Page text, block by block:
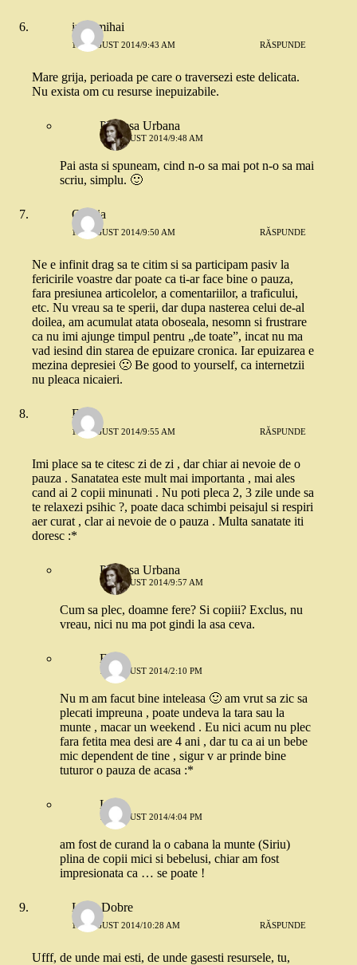
iulia mihai
19 AUGUST 2014/9:43 AM RĂSPUNDE
Mare grija, perioada pe care o traversezi este delicata.
Nu exista om cu resurse inepuizabile.
Printesa Urbana
19 AUGUST 2014/9:48 AM
Pai asta si spuneam, cind n-o sa mai pot n-o sa mai
scriu, simplu. 🙂
Omnia
19 AUGUST 2014/9:50 AM RĂSPUNDE
Ne e infinit drag sa te citim si sa participam pasiv la
fericirile voastre dar poate ca ti-ar face bine o pauza,
fara presiunea articolelor, a comentariilor, a traficului,
etc. Nu vreau sa te sperii, dar dupa nasterea celui de-al
doilea, am acumulat atata oboseala, nesomn si frustrare
ca nu imi ajunge timpul pentru „de toate”, incat nu ma
vad iesind din starea de epuizare cronica. Iar epuizarea e
mezina depresiei 🙁 Be good to yourself, ca internetzii
nu pleaca nicaieri.
Flory
19 AUGUST 2014/9:55 AM RĂSPUNDE
Imi place sa te citesc zi de zi , dar chiar ai nevoie de o
pauza . Sanatatea este mult mai importanta , mai ales
cand ai 2 copii minunati . Nu poti pleca 2, 3 zile unde sa
te relaxezi psihic ?, poate daca schimbi peisajul si respiri
aer curat , clar ai nevoie de o pauza . Multa sanatate iti
doresc :*
Printesa Urbana
19 AUGUST 2014/9:57 AM
Cum sa plec, doamne fere? Si copiii? Exclus, nu
vreau, nici nu ma pot gindi la asa ceva.
Flory
19 AUGUST 2014/2:10 PM
Nu m am facut bine inteleasa 🙂 am vrut sa zic sa
plecati impreuna , poate undeva la tara sau la
munte , macar un weekend . Eu nici acum nu plec
fara fetita mea desi are 4 ani , dar tu ca ai un bebe
mic dependent de tine , sigur v ar prinde bine
tuturor o pauza de acasa :*
Lili
19 AUGUST 2014/4:04 PM
am fost de curand la o cabana la munte (Siriu)
plina de copii mici si bebelusi, chiar am fost
impresionata ca … se poate !
Livia Dobre
19 AUGUST 2014/10:28 AM RĂSPUNDE
Ufff, de unde mai esti, de unde gasesti resursele, tu,